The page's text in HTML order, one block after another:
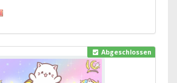
Abgeschlossen